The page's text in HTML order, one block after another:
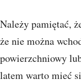
Należy pamiętać,
że nie można
powierzchniowy
latem warto mieć